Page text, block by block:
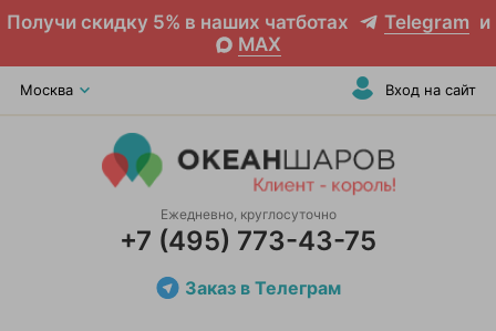
Получи скидку 5% в наших чатботах Telegram и
MAX
Москва Вход на сайт
Ежедневно, круглосуточно
+7 (495) 773-43-75
Заказ в Телеграм